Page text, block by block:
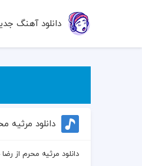
دانلود آهنگ
دانلود مرثیه
دانلود مرثیه محرم از